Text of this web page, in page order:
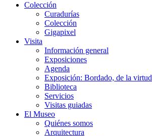
Colección
Curadurías
Colección
Gigapixel
Visita
Información general
Exposiciones
Agenda
Exposición: Bordado, de la virtud
Biblioteca
Servicios
Visitas guiadas
El Museo
Quiénes somos
Arquitectura